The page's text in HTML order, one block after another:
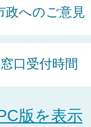
政へのご意見
窓口受付時間
版を表示